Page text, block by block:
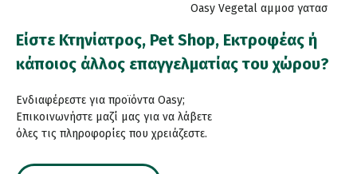
Oasy Vegetal αμμοσ γατασ
Είστε Κτηνίατρος, Pet Shop, Εκτροφέας ή
κάποιος άλλος επαγγελματίας του χώρου?
Ενδιαφέρεστε για προϊόντα Oasy;
Επικοινωνήστε μαζί μας για να λάβετε
όλες τις πληροφορίες που χρειάζεστε.